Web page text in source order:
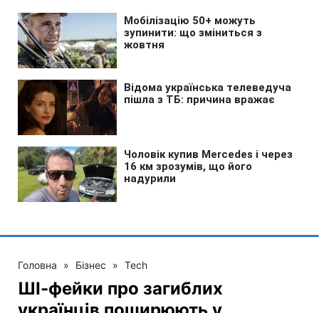
Головна » Бізнес » Tech
ШІ-фейки про загиблих